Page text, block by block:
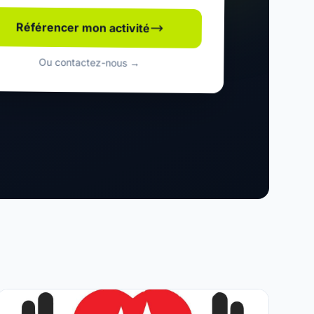
Référencer mon activité
Ou contactez-nous →